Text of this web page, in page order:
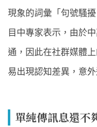
現象的詞彙「句號騷
目中專家表示，由於
通，因此在社群媒體
易出現認知差異，意
單純傳訊息還不